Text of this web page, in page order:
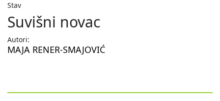
Stav
Suvišni novac
Autori:
MAJA RENER-SMAJOVIĆ